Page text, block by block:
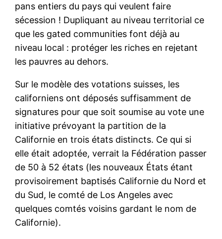
pans entiers du pays qui veulent faire
sécession ! Dupliquant au niveau territorial ce
que les gated communities font déjà au
niveau local : protéger les riches en rejetant
les pauvres au dehors.
Sur le modèle des votations suisses, les
californiens ont déposés suffisamment de
signatures pour que soit soumise au vote une
initiative prévoyant la partition de la
Californie en trois états distincts. Ce qui si
elle était adoptée, verrait la Fédération passer
de 50 à 52 états (les nouveaux États étant
provisoirement baptisés Californie du Nord et
du Sud, le comté de Los Angeles avec
quelques comtés voisins gardant le nom de
Californie).